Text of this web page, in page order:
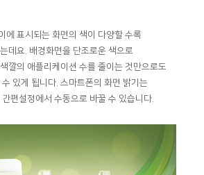
에 표시되는 화면의 색이 다양할 수록
데요. 배경화면을 단조로운 색으로
깔의 애플리케이션 수를 줄이는 것만으로도
있게 됩니다. 스마트폰의 화면 밝기는
편설정에서 수동으로 바꿀 수 있습니다.